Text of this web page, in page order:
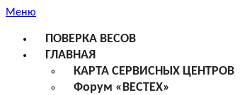
Меню
ПОВЕРКА ВЕСОВ
ГЛАВНАЯ
КАРТА СЕРВИСНЫХ ЦЕНТРОВ
Форум «ВЕСТЕХ»